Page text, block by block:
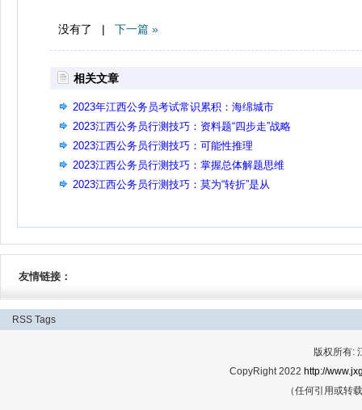
没有了 | 下一篇 »
相关文章
2023年江西公务员考试常识累积：海绵城市
2023江西公务员行测技巧：资料题“四步走”战略
2023江西公务员行测技巧：可能性推理
2023江西公务员行测技巧：掌握总体解题思维
2023江西公务员行测技巧：莫为“转折”是从
友情链接：
RSS Tags
版权所有:
CopyRight 2022 http://
（任何引用或转